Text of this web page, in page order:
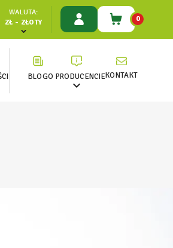
WALUTA:
ZŁ - ZŁOTY
0
BLOGO PRODUCENCIE

KONTAKT